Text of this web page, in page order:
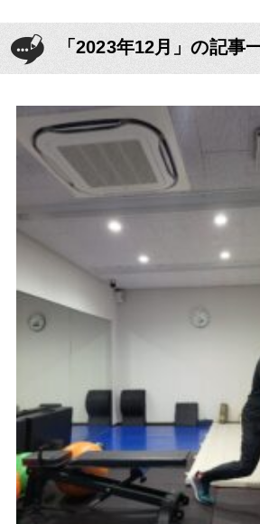
「2023年12月」の記事